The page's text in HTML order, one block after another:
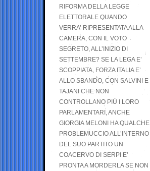
RIFORMA DELLA LEGGE
ELETTORALE QUANDO
VERRA’ RIPRESENTATA ALLA
CAMERA, CON IL VOTO
SEGRETO, ALL’INIZIO DI
SETTEMBRE? SE LA LEGA E’
SCOPPIATA, FORZA ITALIA E’
ALLO SBANDO, CON SALVINI E
TAJANI CHE NON
CONTROLLANO PIÙ I LORO
PARLAMENTARI, ANCHE
GIORGIA MELONI HA QUALCHE
PROBLEMUCCIO ALL’INTERNO
DEL SUO PARTITO UN
COACERVO DI SERPI E’
PRONTA A MORDERLA SE NON